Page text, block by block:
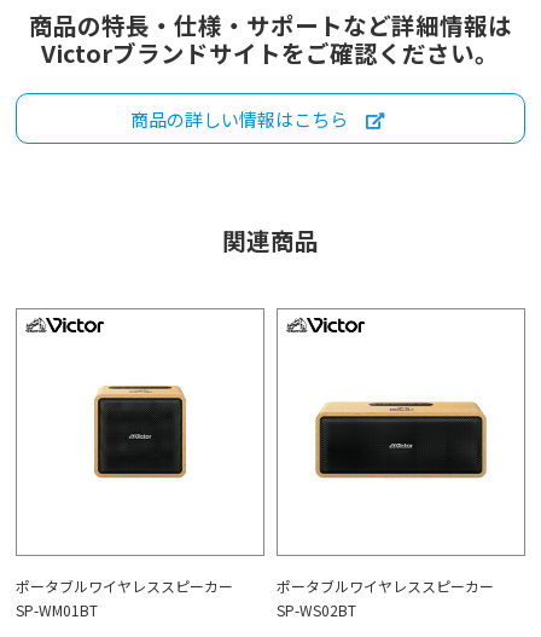
商品の特長・仕様・サポートなど詳細情報は
Victorブランドサイトをご確認ください。
商品の詳しい情報はこちら
関連商品
ポータブルワイヤレススピーカー
SP-WM01BT
ポータブルワイヤレススピーカー
SP-WS02BT